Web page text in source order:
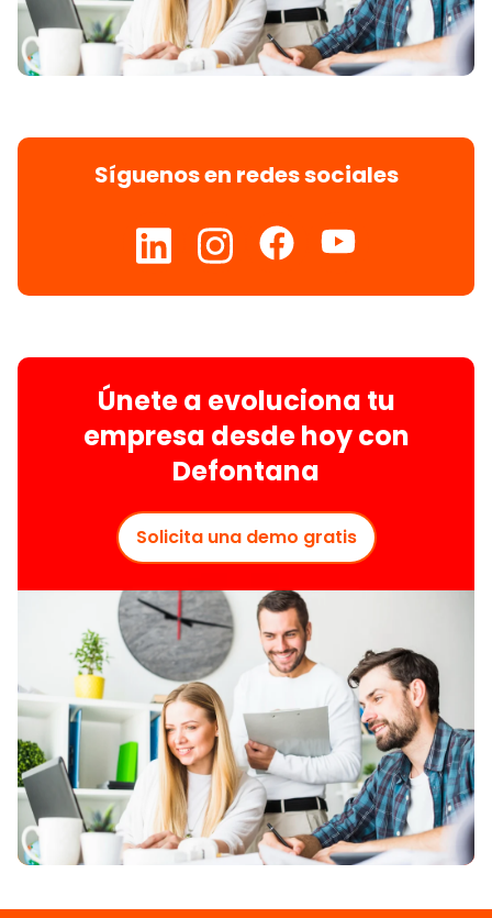
Síguenos en redes sociales
Únete a evoluciona tu
empresa desde hoy con
Defontana
Solicita una demo gratis